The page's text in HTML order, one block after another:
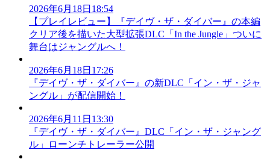
2026年6月18日18:54
【プレイレビュー】『デイヴ・ザ・ダイバー』の本編
クリア後を描いた大型拡張DLC「In the Jungle」ついに
舞台はジャングルへ！
2026年6月18日17:26
『デイヴ・ザ・ダイバー』の新DLC「イン・ザ・ジャ
ングル」が配信開始！
2026年6月11日13:30
『デイヴ・ザ・ダイバー』DLC「イン・ザ・ジャング
ル」ローンチトレーラー公開